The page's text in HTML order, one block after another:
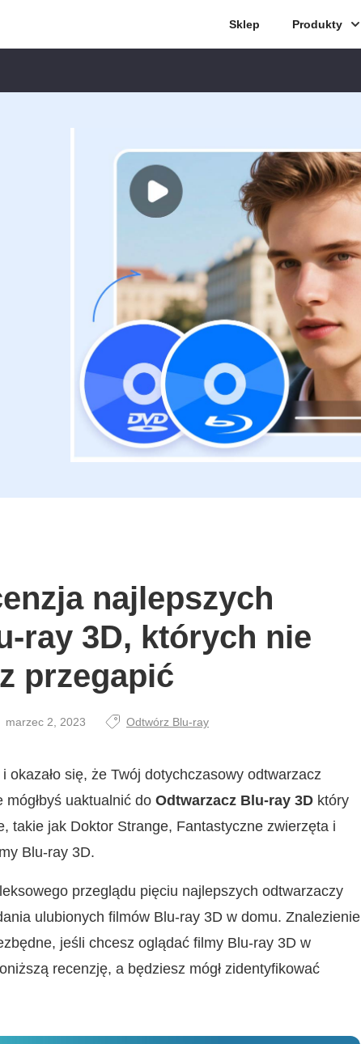
Sklep Produkty
najlepszych
ray 3D, których nie
przegapić
marzec 2, 2023 Odtwórz Blu-ray
okazało się, że Twój dotychczasowy odtwarzacz
uaktualnić do Odtwarzacz Blu-ray 3D który
takie jak Doktor Strange, Fantastyczne zwierzęta i
Blu-ray 3D.
przeglądu pięciu najlepszych odtwarzaczy
ulubionych filmów Blu-ray 3D w domu. Znalezienie
jeśli chcesz oglądać filmy Blu-ray 3D w
recenzję, a będziesz mógł zidentyfikować